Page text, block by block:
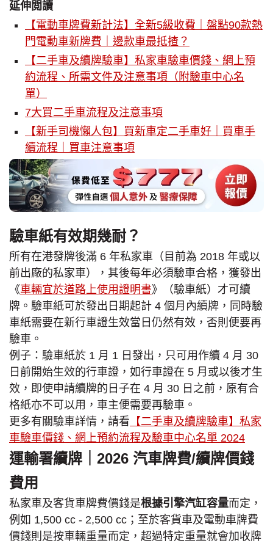
延伸閲讀
【電動車牌費新計法】全新5級收費｜盤點90款熱
門電動車新牌費｜邊款車最抵揸？
【二手車及續牌驗車】私家車驗車價錢、網上預
約流程、所需文件及注意事項（附驗車中心名
單）
7大買二手車流程及注意事項
【新手司機懶人包】買新車定二手車好｜買車手
續流程｜買車注意事項
驗車紙有效期幾耐？
所有在港發牌後滿 6 年私家車（目前為 2018 年或以
前出廠的私家車），其後每年必須驗車合格，獲發出
《車輛宜於道路上使用證明書》（驗車紙）才可續
牌。驗車紙可於發出日期起計 4 個月內續牌，同時驗
車紙需要在新行車證生效當日仍然有效，否則便要再
驗車。
例子：驗車紙於 1 月 1 日發出，只可用作續 4 月 30
日前開始生效的行車證，如行車證在 5 月或以後才生
效，即使申請續牌的日子在 4 月 30 日之前，原有合
格紙亦不可以用，車主便需要再驗車。
更多有關驗車詳情，請看 【二手車及續牌驗車】私家
車驗車價錢、網上預約流程及驗車中心名單 2024
運輸署續牌｜2026 汽車牌費/續牌價錢
費用
私家車及客貨車牌費價錢是根據引擎汽缸容量而定，
例如 1,500 cc - 2,500 cc；至於客貨車及電動車牌費
價錢則是按車輛重量而定，超過特定重量就會加收牌